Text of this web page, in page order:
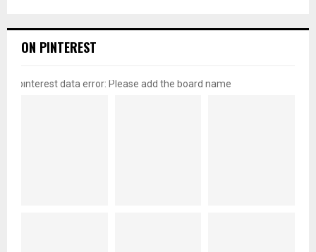
ON PINTEREST
pinterest data error: Please add the board name